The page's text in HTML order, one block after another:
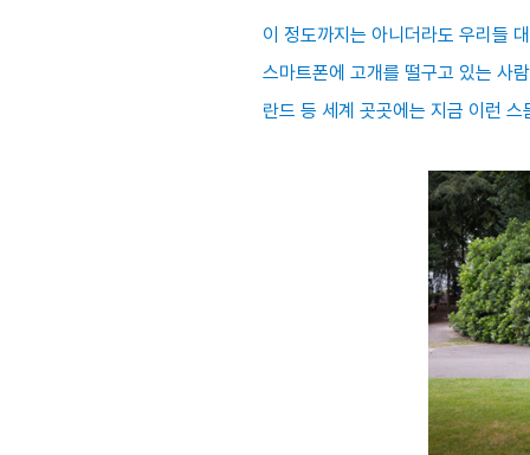
이 정도까지는 아니더라도 우리들
스마트폰에 고개를 떨구고 있는 사
란드 등 세계 곳곳에는 지금 이런